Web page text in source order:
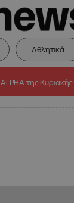
Αθλητικά
ALPHA της Κυριακής